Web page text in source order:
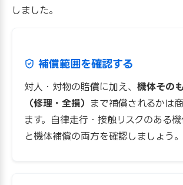
しました。
補償範囲を確認する
対人・対物の賠償に加え、 機体その
（修理・全損）
まで補償されるかは
ます。自律走行・接触リスクのある
と機体補償の両方を確認しましょう。